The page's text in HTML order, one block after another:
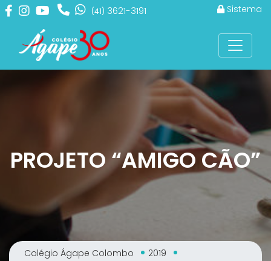
(41) 3621-3191 Sistema
PROJETO “AMIGO CÃO”
Colégio Ágape Colombo
2019